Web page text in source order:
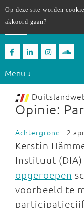
Menu ↓
Opinie:
Achtergrond - 2
Kerstin
Instituut
opgeroepen
voorbeeld te
Op deze site worden
akkoord gaan?